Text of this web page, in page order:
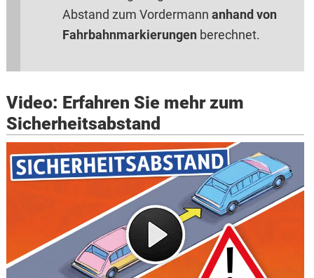
Abstand zum Vordermann anhand von
Fahrbahnmarkierungen berechnet.
Video: Erfahren Sie mehr zum
Sicherheitsabstand